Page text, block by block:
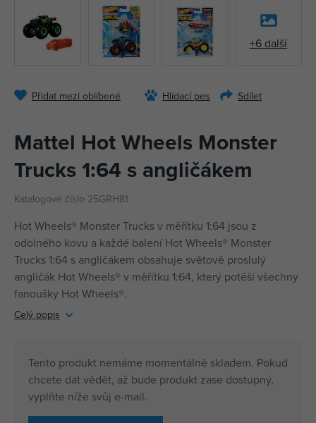
+6 další
Přidat mezi oblíbené Hlídací pes Sdílet
Mattel Hot Wheels Monster
Trucks 1:64 s angličákem
Katalogové číslo 25GRH81
Hot Wheels® Monster Trucks v měřítku 1:64 jsou z
odolného kovu a každé balení Hot Wheels® Monster
Trucks 1:64 s angličákem obsahuje světově proslulý
angličák Hot Wheels® v měřítku 1:64, který potěší všechny
fanoušky Hot Wheels®.
Celý popis
Tento produkt nemáme momentálně skladem. Pokud
chcete dát vědět, až bude produkt zase dostupný,
vyplňte níže svůj e-mail.